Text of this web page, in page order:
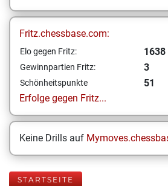
Fritz.chessbase.com:
Elo gegen Fritz: 1638
Gewinnpartien Fritz: 3
Schönheitspunkte
51
Erfolge gegen Fritz...
Keine Drills auf
STARTSEITE